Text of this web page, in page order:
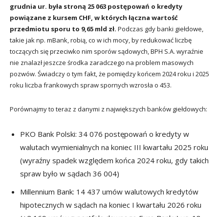
grudnia ur. była stroną 25 063 postępowań o kredyty
powiązane z kursem CHF, w których łączna wartość
przedmiotu sporu to 9,65 mld zł. Podczas gdy banki giełdowe,
takie jak np. mBank, robią, co w ich mocy, by redukować liczbę
toczących się przeciwko nim sporów sądowych, BPH S.A. wyraźnie
nie znalazł jeszcze środka zaradczego na problem masowych
pozwów. Świadczy o tym fakt, że pomiędzy końcem 2024 roku i 2025
roku liczba frankowych spraw spornych wzrosła o 453.
Porównajmy to teraz z danymi z największych banków giełdowych:
PKO Bank Polski: 34 076 postępowań o kredyty w
walutach wymienialnych na koniec III kwartału 2025 roku
(wyraźny spadek względem końca 2024 roku, gdy takich
spraw było w sądach 36 004)
Millennium Bank: 14 437 umów walutowych kredytów
hipotecznych w sądach na koniec I kwartału 2026 roku